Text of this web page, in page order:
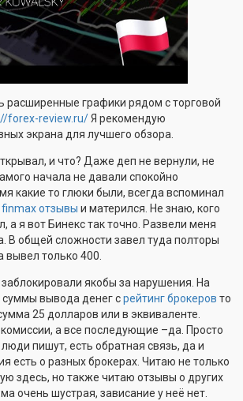
расширенные графики рядом с торговой
forex-review.ru/Я рекомендую
экрана для лучшего обзора.
и что? Даже деп не вернули, не
начала не давали спокойно
какие то глюки были, всегда вспоминал
finmax отзывы и матерился. Не знаю, кого
а я вот Бинекс так точно. Развели меня
В общей сложности завел туда полторы
вывел только 400.
якобы за нарушения. На
вывода денег срейтинг брокеров то
25 долларов или в эквиваленте.
а все последующие –да. Просто
пишут, есть обратная связь, да и
есть о разных брокерах. Читаю не только
здесь, но также читаю отзывы о других
очень шустрая, зависание у неё нет.